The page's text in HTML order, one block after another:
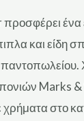
προσφέρει
και είδη
Marks &
χρήματα στο